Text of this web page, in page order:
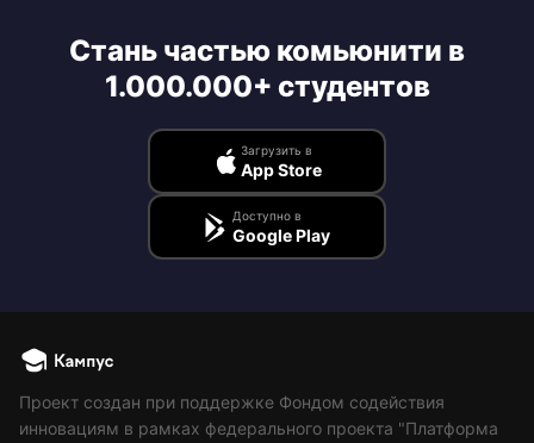
Стань частью комьюнити в
1.000.000+ студентов
Загрузить в
App Store
Доступно в
Google Play
Проект создан при поддержке Фондом содействия
инновациям в рамках федерального проекта "Платформа